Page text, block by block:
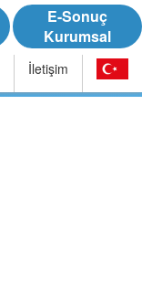
E-Sonuç
Kurumsal
İletişim